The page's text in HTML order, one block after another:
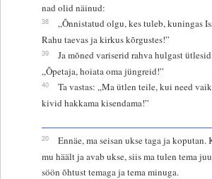
nad olid näinud:
38
„Õnnistatud olgu, kes tuleb, kuningas
Rahu taevas ja kirkus kõrgustes!”
39
Ja mõned variserid rahva hulgast ütlesid
„Õpetaja, hoiata oma jüngreid!”
40
Ta vastas: „Ma ütlen teile, kui need
kivid hakkama kisendama!”
20
Ennäe, ma seisan ukse taga ja
mu häält ja avab ukse, siis ma tulen tema
söön õhtust temaga ja tema minuga.